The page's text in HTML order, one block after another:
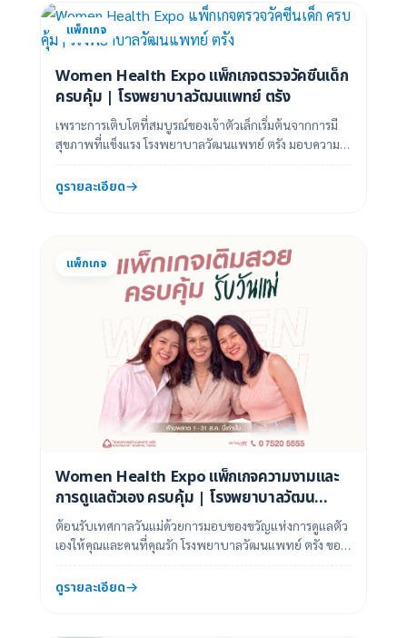
แพ็กเกจ
Women Health Expo แพ็กเกจตรวจวัคซีนเด็ก
ครบคุ้ม | โรงพยาบาลวัฒนแพทย์ ตรัง
เพราะการเติบโตที่สมบูรณ์ของเจ้าตัวเล็กเริ่มต้นจากการมี
สุขภาพที่แข็งแรง โรงพยาบาลวัฒนแพทย์ ตรัง มอบความ
ดูรายละเอียด
แพ็กเกจ
Women Health Expo แพ็กเกจความงามและ
การดูแลตัวเอง ครบคุ้ม | โรงพยาบาลวัฒน
แพทย์ ตรัง
ต้อนรับเทศกาลวันแม่ด้วยการมอบของขวัญแห่งการดูแลตัว
เองให้คุณและคนที่คุณรัก โรงพยาบาลวัฒนแพทย์ ตรัง ขอม
ดูรายละเอียด